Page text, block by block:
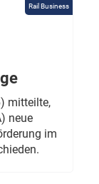
Rail Business
mitteilte,
neue
im